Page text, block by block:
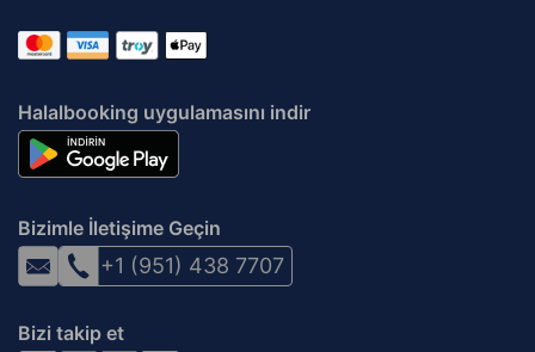
Halalbooking uygulamasını indir
Bizimle İletişime Geçin
+1 (951) 438 7707
Bizi takip et